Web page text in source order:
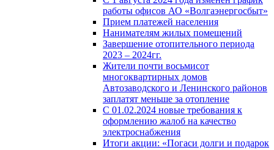
работы офисов АО «Волгаэнергосбыт»
Прием платежей населения
Нанимателям жилых помещений
Завершение отопительного периода
2023 – 2024гг.
Жители почти восьмисот
многоквартирных домов
Автозаводского и Ленинского районов
заплатят меньше за отопление
С 01.02.2024 новые требования к
оформлению жалоб на качество
электроснабжения
Итоги акции: «Погаси долги и подарок